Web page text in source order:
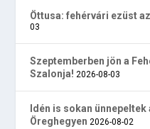
Öttusa: fehérvári ezüst
03
Szeptemberben jön a
Szalonja! 2026-08-03
Idén is sokan
Öreghegyen 2026-08-02